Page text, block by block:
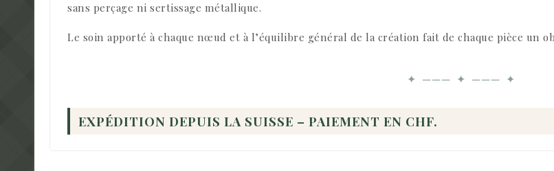
sans perçage ni sertissage métallique.
Le soin apporté à chaque nœud et à l’équilibre général de la création fait de chaque pièce un
✦ ─── ✦ ─── ✦
EXPÉDITION DEPUIS LA SUISSE – PAIEMENT EN CHF.